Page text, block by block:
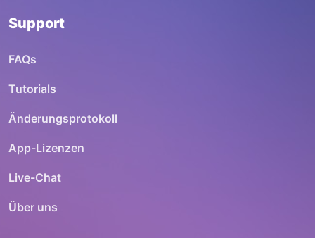
Support
FAQs
Tutorials
Änderungsprotokoll
App-Lizenzen
Live-Chat
Über uns